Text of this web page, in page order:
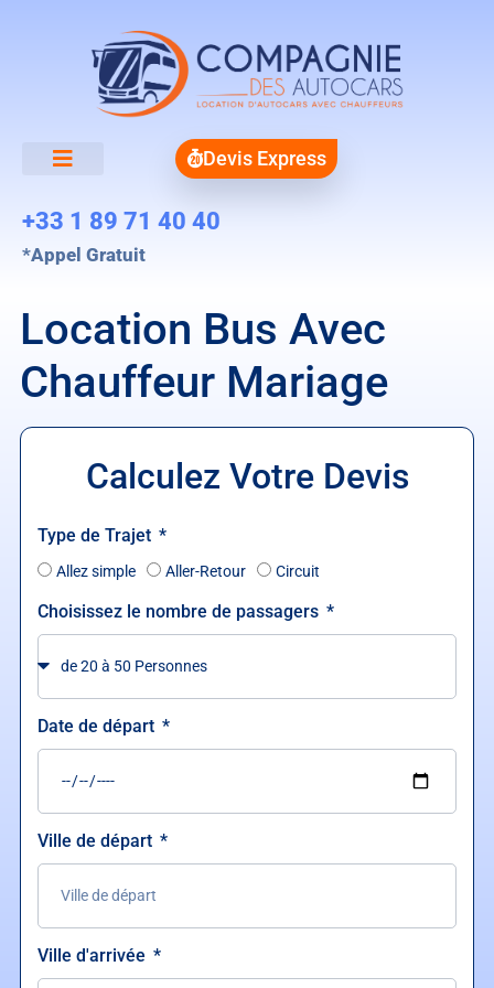
Devis Express
+33 1 89 71 40 40
*Appel Gratuit
Location Bus Avec
Chauffeur Mariage
Calculez Votre Devis
Type de Trajet
Allez simple Aller-Retour Circuit
Choisissez le nombre de passagers
Date de départ
Ville de départ
Ville d'arrivée